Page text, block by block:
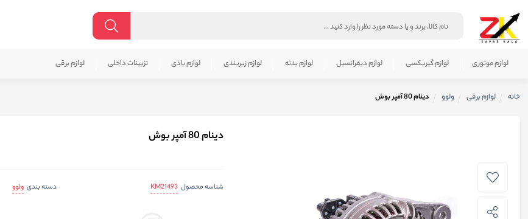
لوازم موتوری لوازم گیربکسی لوازم دیفرانسیل لوازم بدنه لوازم زیربندی لوازم بادی تزیینات داخلی لوازم برقی
خانه لوازم برقی ولوو دینام 80 آمپر بوش
دینام 80 آمپر بوش
شناسه محصول KM21493 دسته بندی ولوو